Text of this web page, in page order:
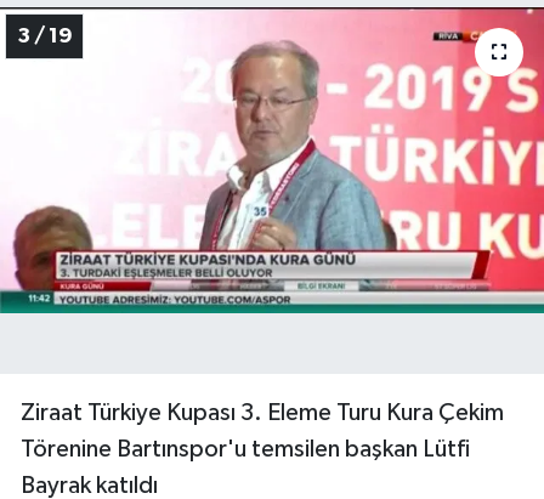
3 / 19
Ziraat Türkiye Kupası 3. Eleme Turu Kura Çekim
Törenine Bartınspor'u temsilen başkan Lütfi
Bayrak katıldı